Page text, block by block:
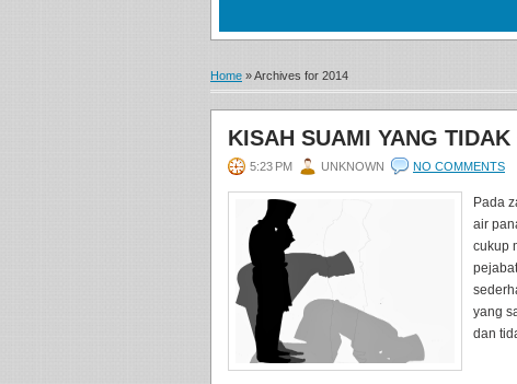
Home »Archives for 2014
KISAH SUAMI YANG TIDAK
5:23 PM UNKNOWN NO COMMENTS
Pada
air
cukup
yang
dan